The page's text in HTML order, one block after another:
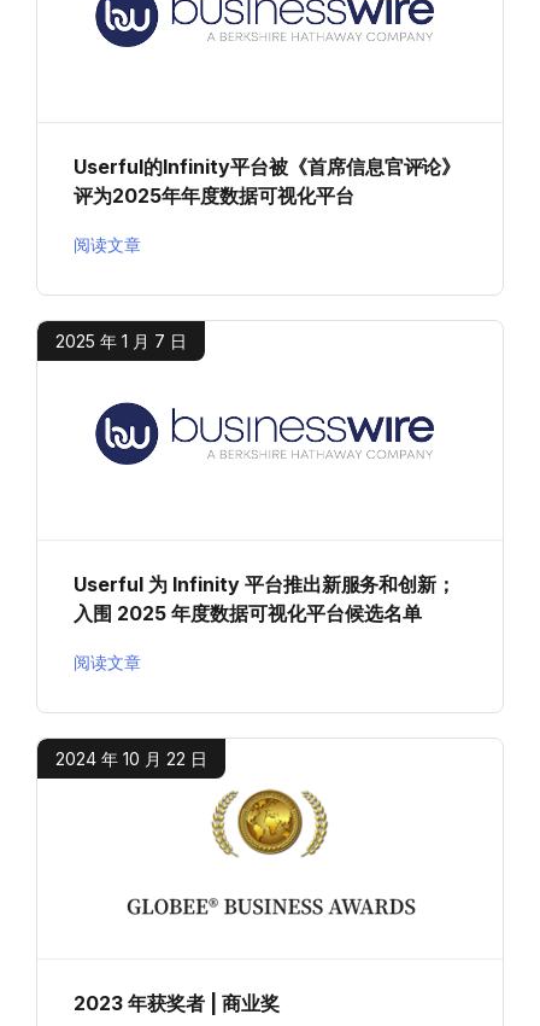
Userful的Infinity平台被《首席信息官评论》
评为2025年年度数据可视化平台
阅读文章
2025 年 1 月 7 日
Userful 为 Infinity 平台推出新服务和创新；
入围 2025 年度数据可视化平台候选名单
阅读文章
2024 年 10 月 22 日
2023 年获奖者 | 商业奖